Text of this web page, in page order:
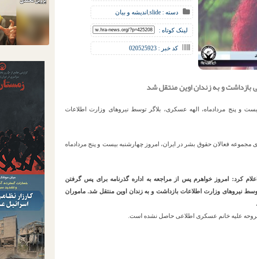
دسته : slide
,اندیشه و بیان
لینک کوتاه :
کد خبر : 020525923
بازداشت و به زندان اوین منتقل شد
و پنج مردادماه، الهه عسکری، بلاگر توسط نیروهای وزارت اطلاعات
مجموعه فعالان حقوق بشر در ایران، امروز چهارشنبه بیست و پنج مردادماه
کرد: امروز خواهرم پس از مراجعه به اداره گذرنامه برای پس گرفتن
نیروهای وزارت اطلاعات بازداشت و به زندان اوین منتقل شد. ماموران
علیه خانم عسکری اطلاعی حاصل نشده است.